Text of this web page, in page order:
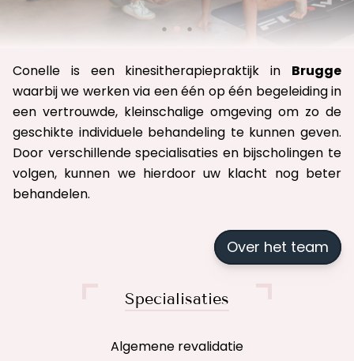
Specialisaties
Algemene revalidatie
Conelle is een kinesitherapiepraktijk in Brugge
waarbij we werken via een één op één begeleiding in
een vertrouwde, kleinschalige omgeving om zo de
geschikte individuele behandeling te kunnen geven.
Door verschillende specialisaties en bijscholingen te
volgen, kunnen we hierdoor uw klacht nog beter
behandelen.
Over het team